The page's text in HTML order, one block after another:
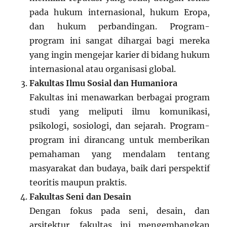
pada hukum internasional, hukum Eropa,
dan hukum perbandingan. Program-
program ini sangat dihargai bagi mereka
yang ingin mengejar karier di bidang hukum
internasional atau organisasi global.
Fakultas Ilmu Sosial dan Humaniora
Fakultas ini menawarkan berbagai program
studi yang meliputi ilmu komunikasi,
psikologi, sosiologi, dan sejarah. Program-
program ini dirancang untuk memberikan
pemahaman yang mendalam tentang
masyarakat dan budaya, baik dari perspektif
teoritis maupun praktis.
Fakultas Seni dan Desain
Dengan fokus pada seni, desain, dan